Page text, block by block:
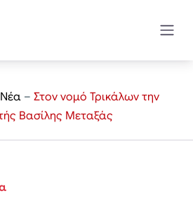
– Στον νομό Τρικάλων την
Βασίλης Μεταξάς